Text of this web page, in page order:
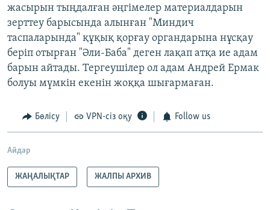
жасырын тыңдалған әңгімелер материалдарын
зерттеу барысында алынған "Миндич
таспаларында" құқық қорғау органдарына нұсқау
беріп отырған "Әли-Баба" деген лақап атқа ие адам
барын айтады. Тергеушілер ол адам Андрей Ермак
болуы мүмкін екенін жоққа шығармаған.
Бөлісу VPN-сіз оқу Follow us
Айдар
ЖАҢАЛЫҚТАР ЖАЛПЫ АРХИВ